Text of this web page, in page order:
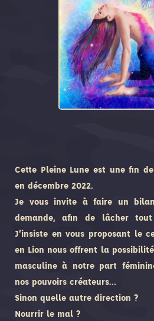
Cette Pleine Lune est une fin
en décembre 2022.
Je vous invite à faire un
demande, afin de lâcher tout
J’insiste en vous proposant le
en Lion nous offrent la
masculine à notre part
nos pouvoirs créateurs…
Sinon quelle autre direction ?
Nourrir le mal ?